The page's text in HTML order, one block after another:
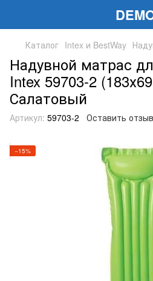
Каталог Intex и BestWay
Надувной матрас
Intex 59703-2
Салатовый
Артикул: 59703-2 Оставить отзыв
−15%